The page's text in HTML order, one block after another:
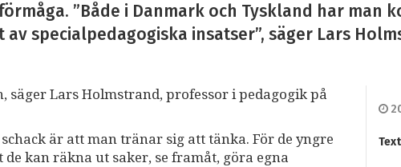
”Både i Danmark och Tyskland har man
specialpedagogiska insatser”, säger Lars
Lars Holmstrand, professor i pedagogik på
är att man tränar sig att tänka. För de yngre
kan räkna ut saker, se framåt, göra egna